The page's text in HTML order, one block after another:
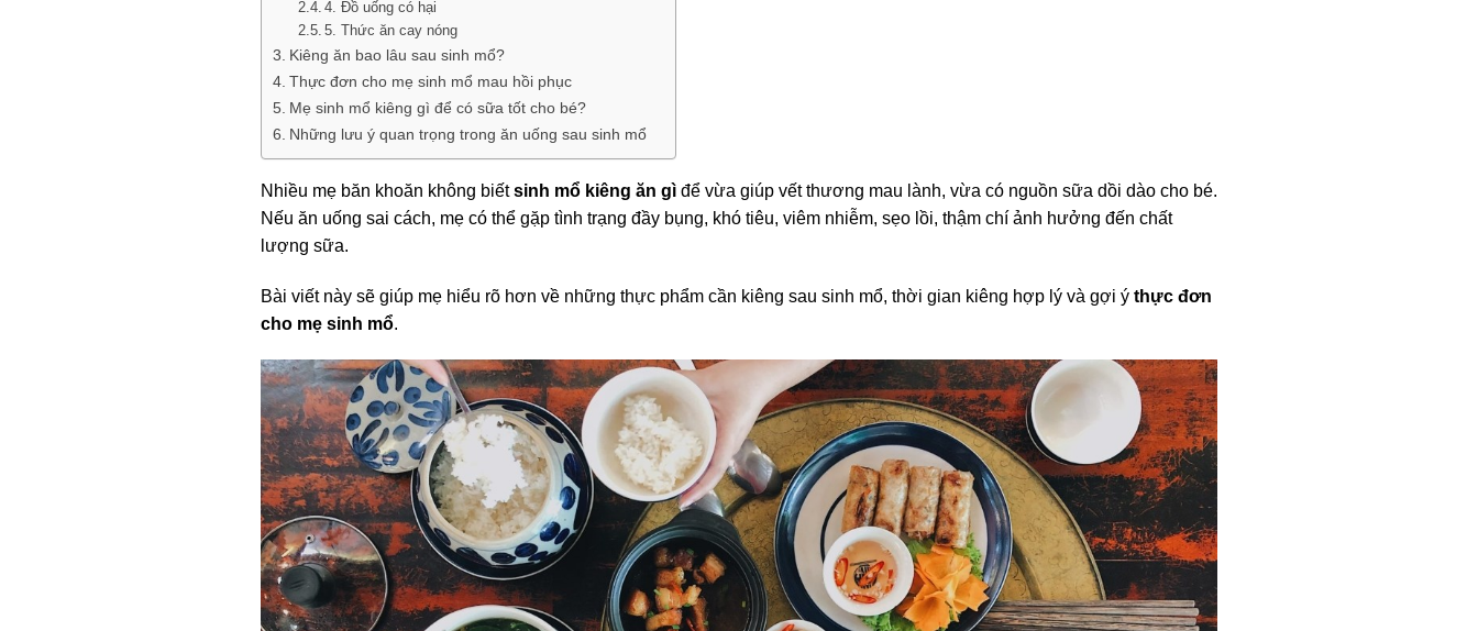
4. Đồ uống có hại
5. Thức ăn cay nóng
Kiêng ăn bao lâu sau sinh mổ?
Thực đơn cho mẹ sinh mổ mau hồi phục
Mẹ sinh mổ kiêng gì để có sữa tốt cho bé?
Những lưu ý quan trọng trong ăn uống sau sinh mổ
Nhiều mẹ băn khoăn không biếtsinh mổ kiêng ăn gì để vừa giúp vết thương mau lành, vừa có nguồn sữa dồi dào cho bé.
Nếu ăn uống sai cách, mẹ có thể gặp tình trạng đầy bụng, khó tiêu, viêm nhiễm, sẹo lồi, thậm chí ảnh hưởng đến chất
lượng sữa.
Bài viết này sẽ giúp mẹ hiểu rõ hơn về những thực phẩm cần kiêng sau sinh mổ, thời gian kiêng hợp lý và gợi ý thực đơn
cho mẹ sinh mổ.